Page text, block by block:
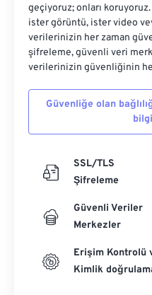
geçiyoruz; onları
ister görüntü, ister video
verilerinizin her zaman
şifreleme, güvenli veri
verilerinizin güvenliğinin
Güvenliğe olan
SSL/TLS
Şifreleme
Güvenli Veriler
Merkezler
Erişim Kontrolü
Kimlik